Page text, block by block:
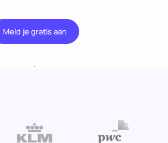
Meld je gratis aan
.